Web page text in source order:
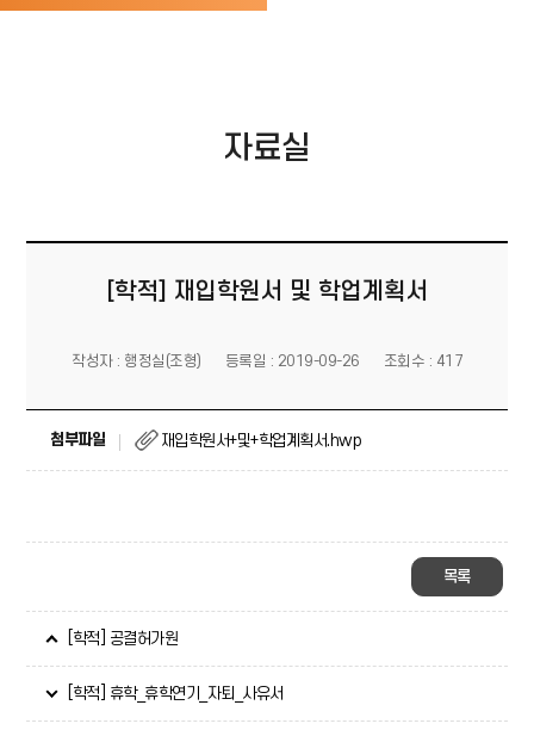
자료실
[학적] 재입학원서 및 학업계획서
작성자 : 행정실(조형) 등록일 : 2019-09-26 조회수 : 417
첨부파일 재입학원서+및+학업계획서.hwp
목록
[학적] 공결허가원
[학적] 휴학_휴학연기_자퇴_사유서